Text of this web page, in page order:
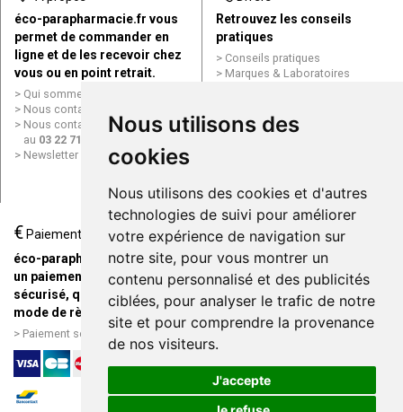
Nous utilisons des
cookies
Nous utilisons des cookies et d'autres
technologies de suivi pour améliorer
votre expérience de navigation sur
notre site, pour vous montrer un
contenu personnalisé et des publicités
ciblées, pour analyser le trafic de notre
site et pour comprendre la provenance
de nos visiteurs.
J'accepte
éco-parapharmacie.fr vous
permet de commander en
ligne et de les recevoir chez
vous ou en point retrait.
Qui sommes nous ?
Nous contacter par e-mail
Nous contacter par téléphone
au 03 22 71 64 10
Newsletter
Retrouvez les conseils
pratiques
Conseils pratiques
Marques & Laboratoires
Mentions légales
Données personnelles
ligne
€ Paiement
éco-parapharmacie.fr offre
un paiement entièrement
sécurisé, quel que soit le
mode de règlement
Paiement sécurisé et simple
Livraison / Point retrait
Commandez en ligne et
recevez votre commande
rapidement chez vous ou en
point retrait
Livraison chez vous ou en